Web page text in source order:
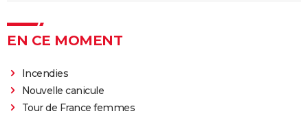
EN CE MOMENT
Incendies
Nouvelle canicule
Tour de France femmes